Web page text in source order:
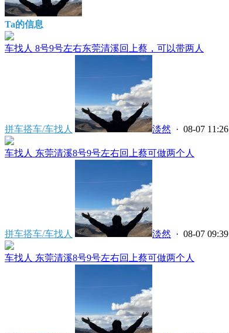
Ta的信息
车找人 8号9号左右东莞清溪回上蔡，可以带两人
拼车搭车/车找人 淡然 · 08-07 11:26
车找人 东莞清溪8号9号左右回上蔡可做两个人
拼车搭车/车找人 淡然 · 08-07 09:39
车找人 东莞清溪8号9号左右回上蔡可做两个人